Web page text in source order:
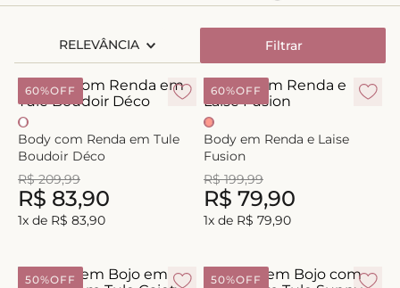
RELEVÂNCIA Filtrar
60%OFF
Body com Renda em Tule
Boudoir Déco
R$ 209,99
R$ 83,90
1x de R$ 83,90
60%OFF
Body em Renda e Laise
Fusion
R$ 199,99
R$ 79,90
1x de R$ 79,90
50%OFF 50%OFF
kiss me
camisola
sutiã
calcinha renda
calcinha alta
anatomic
triangulo